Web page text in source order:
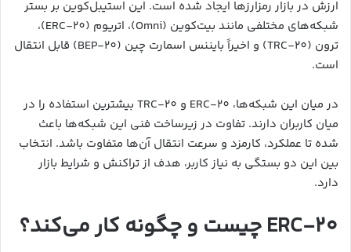
ارزش در بازار رمزارزها ایجاد شده است. این استیبل‌کوین بر بستر
شبکه‌های مختلفی مانند بیت‌کوین (Omni)، اتریوم (ERC-20)،
ترون (TRC-20) و اخیراً بایننس اسمارت چین (BEP-20) قابل انتقال
است.
در میان این شبکه‌ها، ERC-20 و TRC-20 بیشترین استفاده را در
میان کاربران دارند. تفاوت در زیرساخت فنی این شبکه‌ها باعث
شده تا عملکرد، کارمزد و سرعت انتقال آن‌ها متفاوت باشد. انتخاب
بین این دو بستگی به نیاز کاربر، هدف از تراکنش و شرایط بازار
دارد.
ERC-20 چیست و چگونه کار می‌کند؟